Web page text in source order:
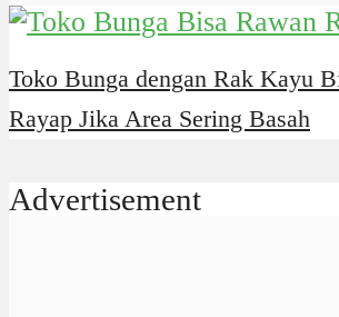
Toko Bunga dengan Rak Kayu
Rayap Jika Area Sering Basah
Advertisement